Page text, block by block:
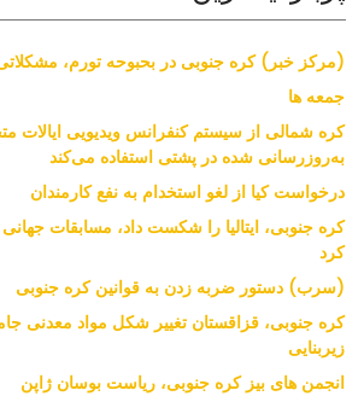
(مرکز خبر) کره جنوبی در بحبوحه تورم،
جمعه ها
به‌روزرسانی شده در پشتی استفاده می‌کند
درخواست کیا از لغو استخدام به نفع کارمندان
کره جنوبی، ایتالیا را شکست داد، مسابقات جهانی
کرد
(سرب) دستور ضربه زدن به قوانین کره جنوبی
کره جنوبی، قزاقستان تغییر شکل مواد معدنی
زیربنایی
انجمن های بیز کره جنوبی، ریاست بوسان ژاپن